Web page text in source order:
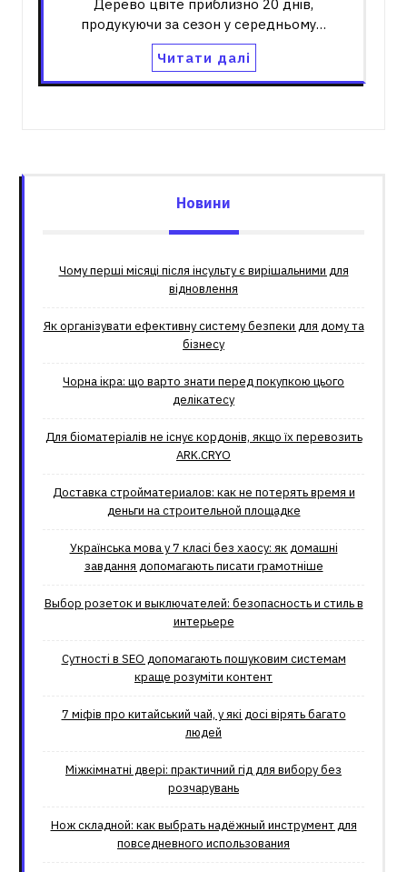
Дерево цвіте приблизно 20 днів,
продукуючи за сезон у середньому…
Читати далі
Новини
Чому перші місяці після інсульту є вирішальними для
відновлення
Як організувати ефективну систему безпеки для дому та
бізнесу
Чорна ікра: що варто знати перед покупкою цього
делікатесу
Для біоматеріалів не існує кордонів, якщо їх перевозить
ARK.CRYO
Доставка стройматериалов: как не потерять время и
деньги на строительной площадке
Українська мова у 7 класі без хаосу: як домашні
завдання допомагають писати грамотніше
Выбор розеток и выключателей: безопасность и стиль в
интерьере
Сутності в SEO допомагають пошуковим системам
краще розуміти контент
7 міфів про китайський чай, у які досі вірять багато
людей
Міжкімнатні двері: практичний гід для вибору без
розчарувань
Нож складной: как выбрать надёжный инструмент для
повседневного использования